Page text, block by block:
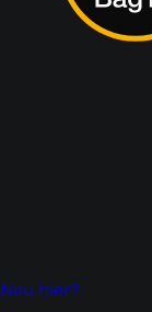
Neu hier?